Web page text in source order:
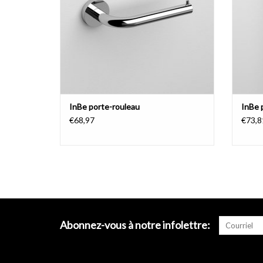
InBe porte-rouleau
€68,97
InBe
Abonnez-vous à notre infolettre: